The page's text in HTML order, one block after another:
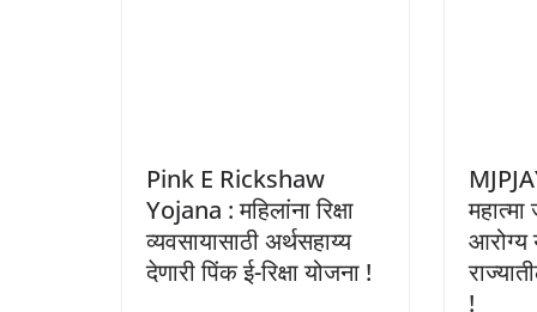
Pink E Rickshaw
Yojana : महिलांना रिक्षा
व्यवसायासाठी अर्थसहाय्य
देणारी पिंक ई-रिक्षा योजना !
आरोग्य
!